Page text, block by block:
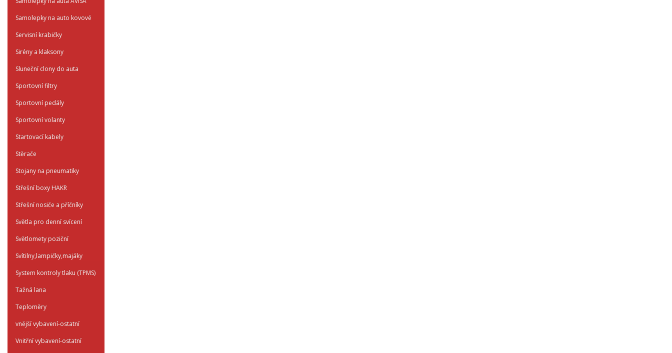
Samolepky na auto kovové
Servisní krabičky
Sirény a klaksony
Sluneční clony do auta
Sportovní filtry
Sportovní pedály
Sportovní volanty
Startovací kabely
Stěrače
Stojany na pneumatiky
Střešní boxy HAKR
Střešní nosiče a příčníky
Světla pro denní svícení
Světlomety poziční
Svítilny,lampičky,majáky
System kontroly tlaku (TPMS)
Tažná lana
Teploměry
vnější vybavení-ostatní
Vnitřní vybavení-ostatní